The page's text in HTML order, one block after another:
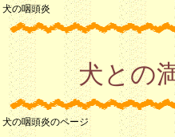
犬の咽頭炎
犬との
犬の咽頭炎のページ